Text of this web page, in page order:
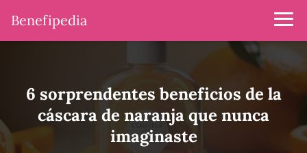
Benefipedia
6 sorprendentes beneficios de la
cáscara de naranja que nunca
imaginaste